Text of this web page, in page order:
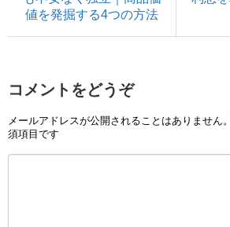
値を発掘する4つの方法
コメントをどうぞ
メールアドレスが公開されることはありません。
須項目です